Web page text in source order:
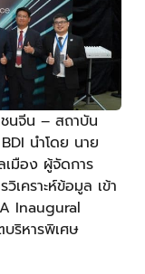
นจีน – สถาบัน
นำโดย นาย
มือง ผู้จัดการ
เคราะห์ข้อมูล เข้า
Inaugural
ริหารพิเศษ